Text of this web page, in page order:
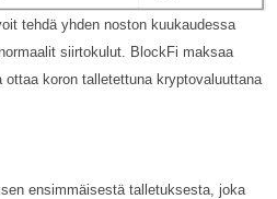
tehdä yhden noston kuukaudessa
siirtokulut. BlockFi maksaa
koron talletettuna kryptovaluuttana
ensimmäisestä talletuksesta, joka